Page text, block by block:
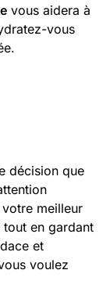
vous aidera à
vous
décision que
meilleur
en gardant
et
voulez